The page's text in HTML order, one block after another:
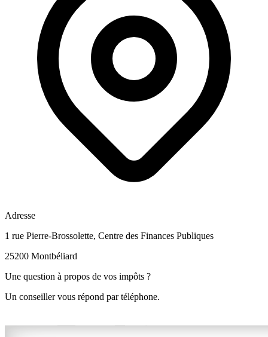
Adresse
1 rue Pierre-Brossolette, Centre des Finances Publiques
25200 Montbéliard
Une question à propos de vos impôts ?
Un conseiller vous répond par téléphone.